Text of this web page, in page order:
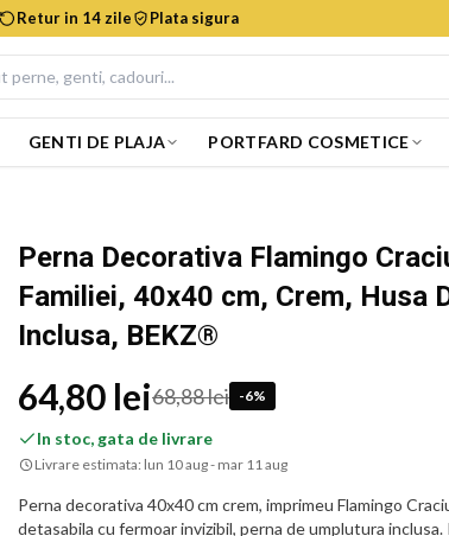
Retur in 14 zile Plata sigura
GENTI DE PLAJA PORTFARD COSMETICE
Perna Decorativa Flamingo
Familiei, 40x40 cm, Crem, Husa
Inclusa, BEKZ®
64,80 lei68,88 lei -6%
In stoc, gata de livrare
Livrare estimata: lun 10 aug - mar 11 aug
Perna decorativa 40x40 cm crem, imprimeu Flamingo
detasabila cu fermoar invizibil, perna de umplutura